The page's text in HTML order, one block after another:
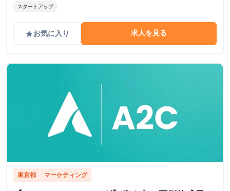
スタートアップ
gradeお気に入り 求人を見る
東京都 マーケティング